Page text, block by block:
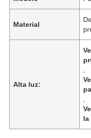
Material
Alta luz:
la